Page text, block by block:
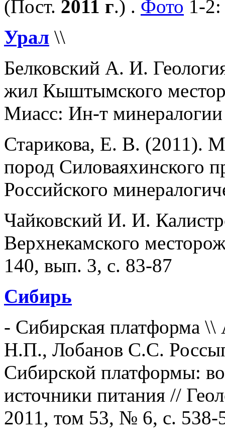
(Пост. 2011 г.) . Фото 1-
Урал \\
Белковский А. И.
жил Кыштымского
Миасс: Ин-т
Старикова, Е. В. (2011).
пород Силоваяхинского
Российского
Чайковский И. И.
Верхнекамского
140, вып. 3, с. 83-87
Сибирь
- Сибирская платформа \\
Н.П., Лобанов С.С.
Сибирской платформы:
источники питания //
2011, том 53, № 6, с. 538-